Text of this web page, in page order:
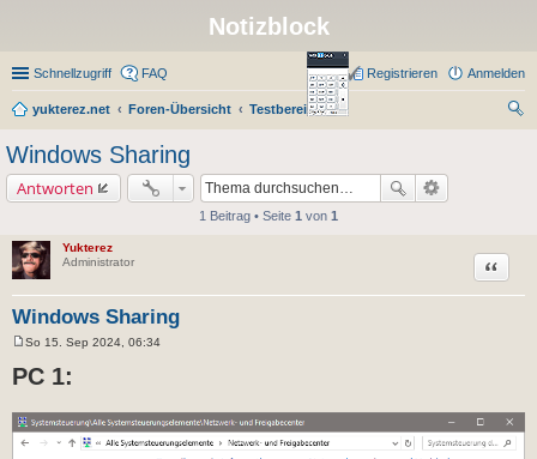
Notizblock
Schnellzugriff FAQ Anmelden
Registrieren
yukterez.net Foren-Übersicht
Testbereich
Windows Sharing
Antworten
1 Beitrag • Seite 1 von 1
Yukterez
Administrator
Windows Sharing
Zitat
e
i
r
a
So 15. Sep 2024, 06:34
PC 1: